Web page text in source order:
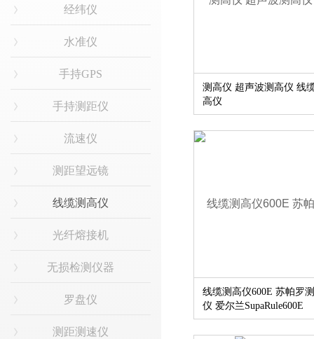
经纬仪
水准仪
手持GPS
手持测距仪
流速仪
测距望远镜
线缆测高仪
光纤熔接机
无损检测仪器
罗盘仪
测距测速仪
测高仪 超声波测高仪 线
高仪
线缆测高仪600E 苏帕罗
仪 爱尔兰SupaRule600E